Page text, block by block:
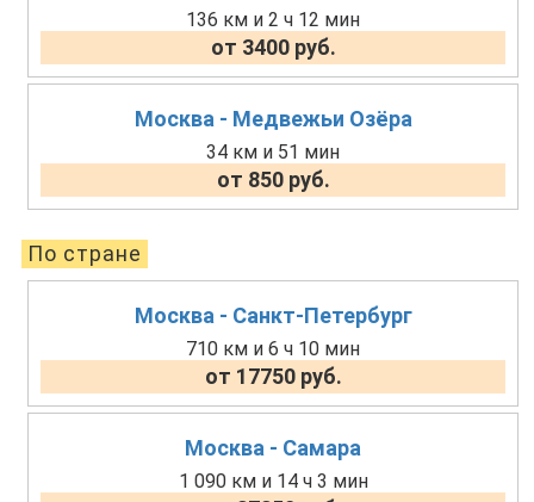
136 км и 2 ч 12 мин
от 3400 руб.
Москва - Медвежьи Озёра
34 км и 51 мин
от 850 руб.
По стране
Москва - Санкт-Петербург
710 км и 6 ч 10 мин
от 17750 руб.
Москва - Самара
1 090 км и 14 ч 3 мин